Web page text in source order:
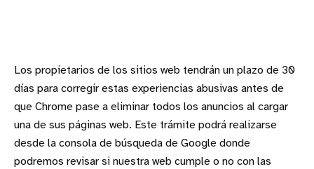
Los propietarios de los sitios web tendrán un plazo de 30
días para corregir estas experiencias abusivas antes de
que Chrome pase a eliminar todos los anuncios al cargar
una de sus páginas web. Este trámite podrá realizarse
desde la consola de búsqueda de Google donde
podremos revisar si nuestra web cumple o no con las